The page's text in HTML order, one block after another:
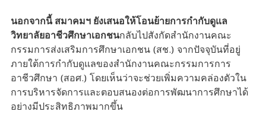
นอกจากนี้ สมาคมฯ ยังเสนอให้โอนย้ายการกำกับดูแล
วิทยาลัยอาชีวศึกษาเอกชนกลับไปสังกัดสำนักงานคณะ
กรรมการส่งเสริมการศึกษาเอกชน (สช.) จากปัจจุบันที่อยู่
ภายใต้การกำกับดูแลของสำนักงานคณะกรรมการการ
อาชีวศึกษา (สอศ.) โดยเห็นว่าจะช่วยเพิ่มความคล่องตัวใน
การบริหารจัดการและตอบสนองต่อการพัฒนาการศึกษาได้
อย่างมีประสิทธิภาพมากขึ้น